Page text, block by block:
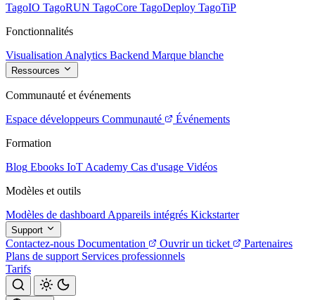
TagoIO TagoRUN TagoCore TagoDeploy TagoTiP
Fonctionnalités
Visualisation Analytics Backend Marque blanche
Ressources
Communauté et événements
Espace développeurs Communauté
Événements
Formation
Blog Ebooks IoT Academy Cas d'usage Vidéos
Modèles et outils
Modèles de dashboard Appareils intégrés Kickstarter
Support
Contactez-nous Documentation Ouvrir un ticket
Partenaires
Plans de support Services professionnels
Tarifs